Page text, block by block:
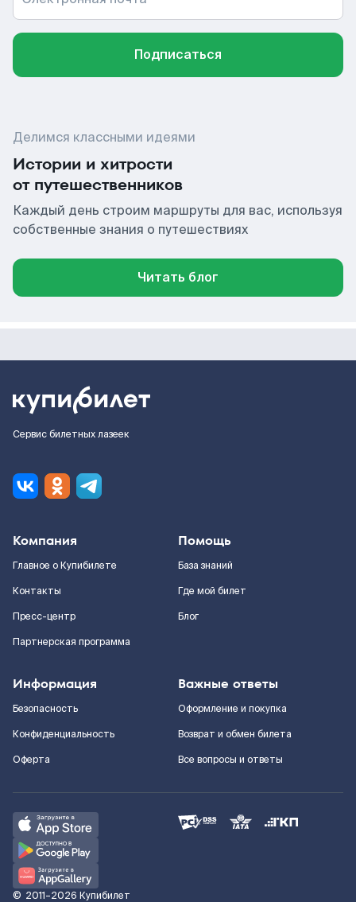
Подписаться
Делимся классными идеями
Истории и хитрости
от путешественников
Каждый день строим маршруты для вас, используя
собственные знания о путешествиях
Читать блог
Сервис билетных лазеек
Компания
Главное о Купибилете
Контакты
Пресс-центр
Партнерская программа
Помощь
База знаний
Где мой билет
Блог
Информация
Безопасность
Конфиденциальность
Оферта
Важные ответы
Оформление и покупка
Возврат и обмен билета
Все вопросы и ответы
© 2011–2026 Купибилет